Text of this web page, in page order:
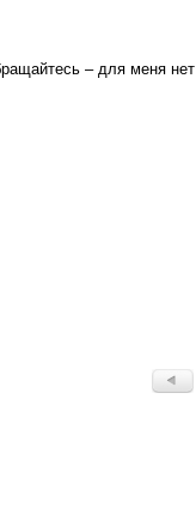
– для меня нет